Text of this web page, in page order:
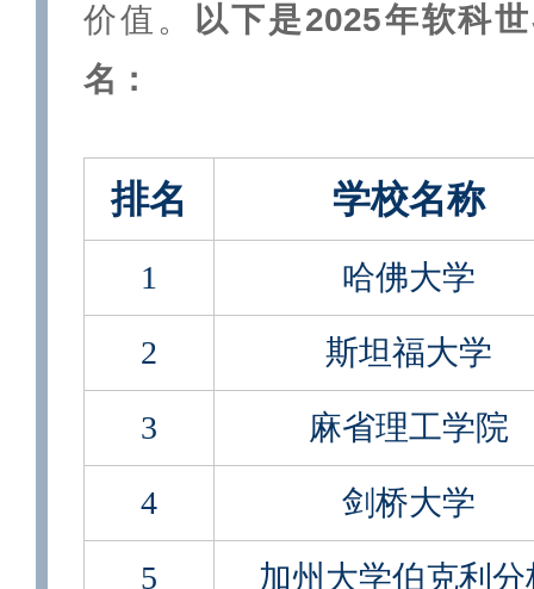
价值。 以下是2025年软科
名：
排名 学校名称
1 哈佛大学
2 斯坦福大学
3 麻省理工学院
4 剑桥大学
5 加州大学伯克利分